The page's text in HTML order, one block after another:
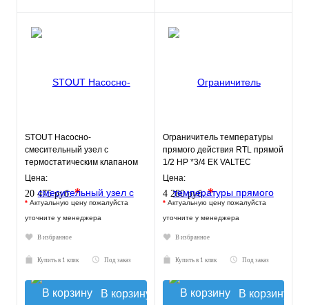
STOUT Насосно-
смесительный узел с
термостатическим клапаном
30-60°C, без насоса
Цена:
20 475 руб.*
* Актуальную цену пожалуйста
уточните у менеджера
В избранное
Купить в 1 клик Под заказ
В корзину
Ограничитель температуры
прямого действия RTL прямой
1/2 НР *3/4 ЕК VALTEC
Цена:
4 280 руб.*
* Актуальную цену пожалуйста
уточните у менеджера
В избранное
Купить в 1 клик Под заказ
В корзину